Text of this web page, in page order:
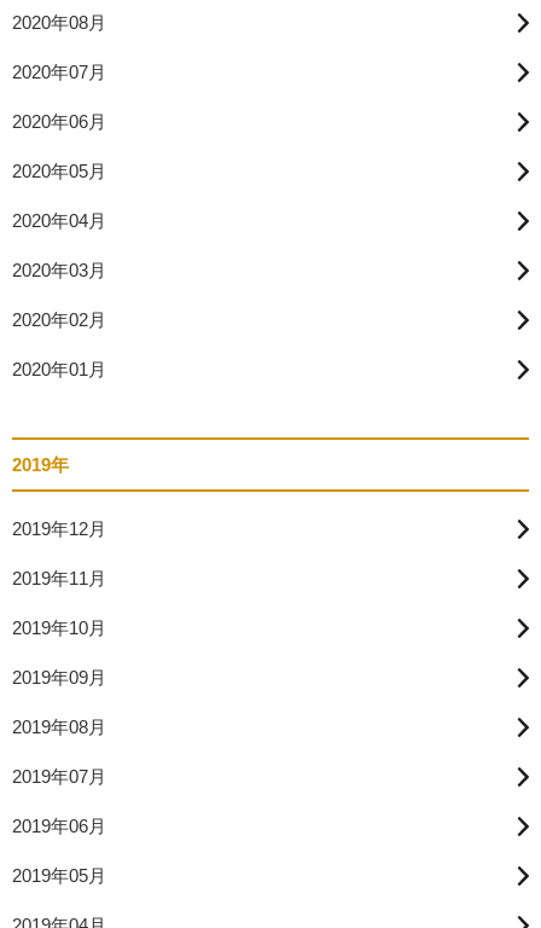
2020年08月
2020年07月
2020年06月
2020年05月
2020年04月
2020年03月
2020年02月
2020年01月
2019年
2019年12月
2019年11月
2019年10月
2019年09月
2019年08月
2019年07月
2019年06月
2019年05月